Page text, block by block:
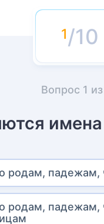
/10
Вопрос 1 из
родам, падежам,
родам, падежам,